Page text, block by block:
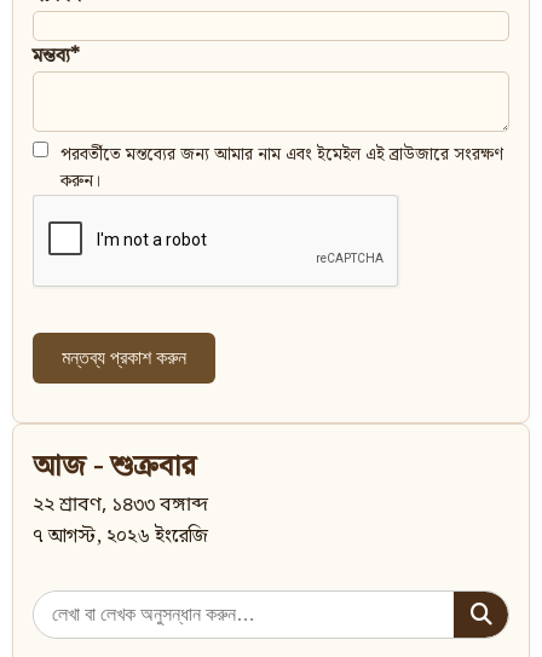
মন্তব্য*
পরবর্তীতে মন্তব্যের জন্য আমার নাম এবং ইমেইল এই ব্রাউজারে সংরক্ষণ
করুন।
আজ - শুক্রবার
২২ শ্রাবণ, ১৪৩৩ বঙ্গাব্দ
৭ আগস্ট, ২০২৬ ইংরেজি
Search
for: